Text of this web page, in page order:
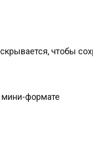
чтобы
мини-формате